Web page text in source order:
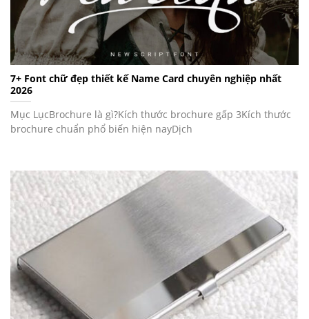
7+ Font chữ đẹp thiết kế Name Card chuyên nghiệp nhất
2026
Mục LụcBrochure là gì?Kích thước brochure gấp 3Kích thước
brochure chuẩn phổ biến hiện nayDịch